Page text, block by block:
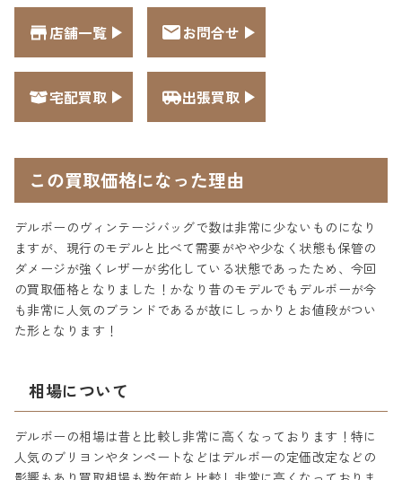
店舗一覧 お問合せ
宅配買取 出張買取
この買取価格になった理由
デルボーのヴィンテージバッグで数は非常に少ないものになり
ますが、現行のモデルと比べて需要がやや少なく状態も保管の
ダメージが強くレザーが劣化している状態であったため、今回
の買取価格となりました！かなり昔のモデルでもデルボーが今
も非常に人気のブランドであるが故にしっかりとお値段がつい
た形となります！
相場について
デルボーの相場は昔と比較し非常に高くなっております！特に
人気のブリヨンやタンぺートなどはデルボーの定価改定などの